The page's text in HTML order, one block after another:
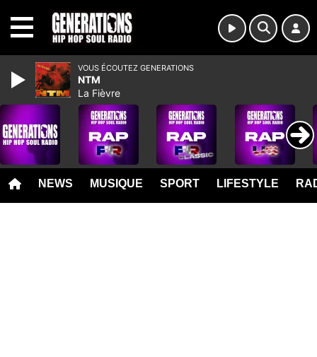
NEWS MUSIQUE SPORT LIFESTYLE
VOUS ÉCOUTEZ GENERATIONS
NTM
La Fièvre